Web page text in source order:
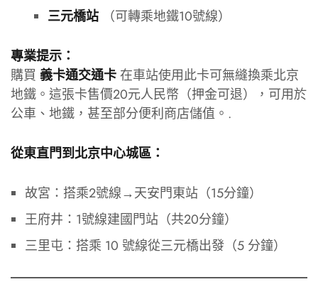
三元橋站（可轉乘地鐵10號線）
專業提示：
購買 義卡通交通卡 在車站使用此卡可無縫換乘北京
地鐵。這張卡售價20元人民幣（押金可退），可用於
公車、地鐵，甚至部分便利商店儲值。.
從東直門到北京中心城區：
故宮：搭乘2號線→天安門東站（15分鐘）
王府井：1號線建國門站（共20分鐘）
三里屯：搭乘 10 號線從三元橋出發（5 分鐘）